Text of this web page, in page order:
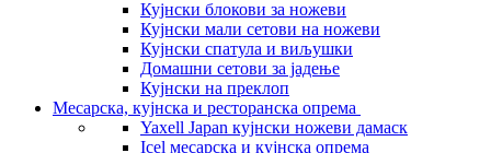
Кујнски блокови за ножеви
Кујнски мали сетови на ножеви
Кујнски спатула и виљушки
Домашни сетови за јадење
Кујнски на преклоп
Месарска, кујнска и ресторанска опрема
Yaxell Japan кујнски ножеви дамаск
Icel месарска и кујнска опрема